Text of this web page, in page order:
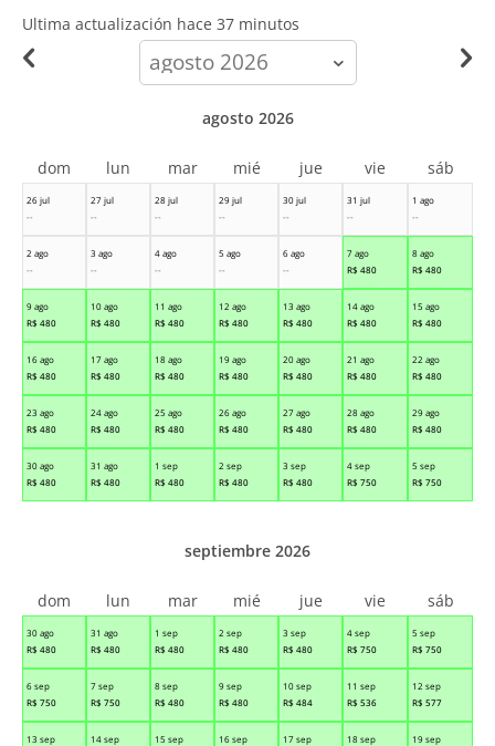
Ultima actualización hace 37 minutos
calendar-
month
26 jul
--
27 jul
--
28 jul
--
29 jul
--
30 jul
--
31 jul
--
1 ago
--
2 ago
--
3 ago
--
4 ago
--
5 ago
--
6 ago
--
7 ago
R$ 480
8 ago
R$ 480
9 ago
R$ 480
10 ago
R$ 480
11 ago
R$ 480
12 ago
R$ 480
13 ago
R$ 480
14 ago
R$ 480
15 ago
R$ 480
16 ago
R$ 480
17 ago
R$ 480
18 ago
R$ 480
19 ago
R$ 480
20 ago
R$ 480
21 ago
R$ 480
22 ago
R$ 480
23 ago
R$ 480
24 ago
R$ 480
25 ago
R$ 480
26 ago
R$ 480
27 ago
R$ 480
28 ago
R$ 480
29 ago
R$ 480
30 ago
R$ 480
31 ago
R$ 480
1 sep
R$ 480
2 sep
R$ 480
3 sep
R$ 480
4 sep
R$ 750
5 sep
R$ 750
agosto 2026
dom lun mar mié jue vie sáb
30 ago
R$ 480
31 ago
R$ 480
1 sep
R$ 480
2 sep
R$ 480
3 sep
R$ 480
4 sep
R$ 750
5 sep
R$ 750
6 sep
R$ 750
7 sep
R$ 750
8 sep
R$ 480
9 sep
R$ 480
10 sep
R$ 484
11 sep
R$ 536
12 sep
R$ 577
13 sep
14 sep
15 sep
16 sep
17 sep
18 sep
19 sep
septiembre 2026
dom lun mar mié jue vie sáb